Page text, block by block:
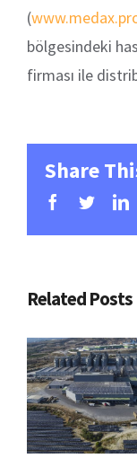
(
bölgesindeki
firması ile
Share
Facebook
Twitter
Related Posts